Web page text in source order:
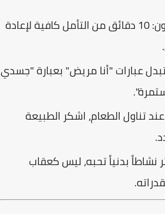
10 دقائق من التأمل كافية لإعادة
عبارات "أنا مريض" بعبارة "جسدي
عند تناول الطعام، اشكر الطبيعة
نشاطاً بدنياً تحبه، ليس كعقاب